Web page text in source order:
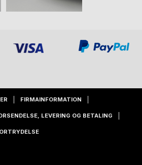
FIRMAINFORMATION
LEVERING OG BETALING